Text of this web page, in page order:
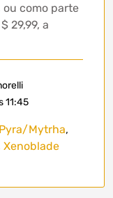
ou como parte
29,99, a
11:45
Pyra/Mytrha,
Xenoblade